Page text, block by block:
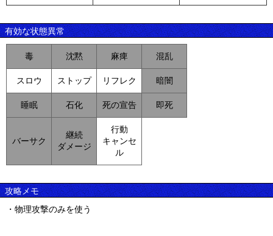
有効な状態異常
毒 沈黙 麻痺 混乱
スロウ ストップ リフレク 暗闇
睡眠 石化 死の宣告 即死
バーサク
継続
ダメージ
行動
キャンセ
ル
攻略メモ
・物理攻撃のみを使う